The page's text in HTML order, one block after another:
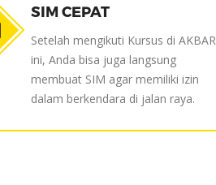
SIM CEPAT
Setelah mengikuti Kursus di AKBAR
ini, Anda bisa juga langsung
membuat SIM agar memiliki izin
dalam berkendara di jalan raya.